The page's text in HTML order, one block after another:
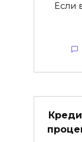
Если